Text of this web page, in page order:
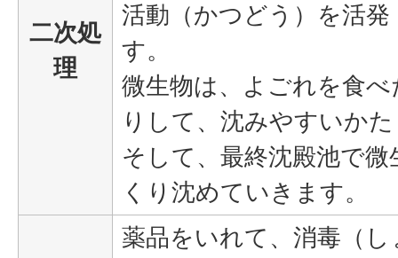
二次処
理
活動（かつどう）を活
す。
微生物は、よごれを食
りして、沈みやすいか
そして、最終沈殿池で
くり沈めていきます。
薬品をいれて、消毒（